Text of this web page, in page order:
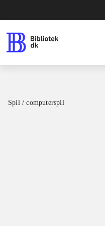
Spil / computerspil